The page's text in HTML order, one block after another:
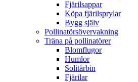
Fjärilsappar
Köpa fjärilsprylar
Bygg själv
Pollinatörsövervakning
Träna på pollinatörer
Blomflugor
Humlor
Solitärbin
Fjärilar